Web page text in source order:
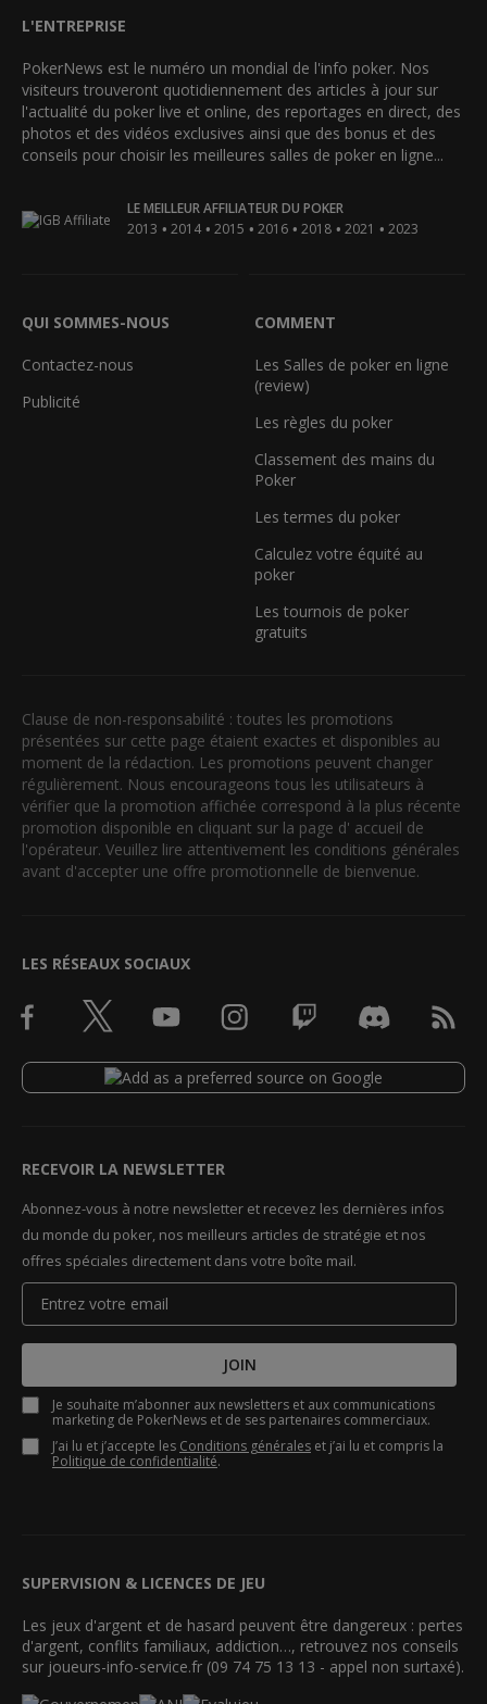
L'ENTREPRISE
PokerNews est le numéro un mondial de l'info poker. Nos
visiteurs trouveront quotidiennement des articles à jour sur
l'actualité du poker live et online, des reportages en direct, des
photos et des vidéos exclusives ainsi que des bonus et des
conseils pour choisir les meilleures salles de poker en ligne...
LE MEILLEUR AFFILIATEUR DU POKER
2013 • 2014 • 2015 • 2016 • 2018 • 2021 • 2023
QUI SOMMES-NOUS
Contactez-nous
Publicité
COMMENT
Les Salles de poker en ligne
(review)
Les règles du poker
Classement des mains du
Poker
Les termes du poker
Calculez votre équité au
poker
Les tournois de poker
gratuits
Clause de non-responsabilité : toutes les promotions
présentées sur cette page étaient exactes et disponibles au
moment de la rédaction. Les promotions peuvent changer
régulièrement. Nous encourageons tous les utilisateurs à
vérifier que la promotion affichée correspond à la plus récente
promotion disponible en cliquant sur la page d' accueil de
l'opérateur. Veuillez lire attentivement les conditions générales
avant d'accepter une offre promotionnelle de bienvenue.
LES RÉSEAUX SOCIAUX
RECEVOIR LA NEWSLETTER
Abonnez-vous à notre newsletter et recevez les dernières infos
du monde du poker, nos meilleurs articles de stratégie et nos
offres spéciales directement dans votre boîte mail.
JOIN
Je souhaite m’abonner aux newsletters et aux communications
marketing de PokerNews et de ses partenaires commerciaux.
J’ai lu et j’accepte les Conditions générales et j’ai lu et compris la
Politique de confidentialité.
SUPERVISION & LICENCES DE JEU
Les jeux d'argent et de hasard peuvent être dangereux : pertes
d'argent, conflits familiaux, addiction…, retrouvez nos conseils
sur joueurs-info-service.fr (09 74 75 13 13 - appel non surtaxé).